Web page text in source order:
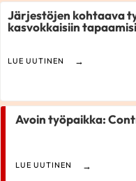
Järjestöjen kohtaava
kasvokkaisiin
LUE UUTINEN
Avoin työpaikka:
LUE UUTINEN